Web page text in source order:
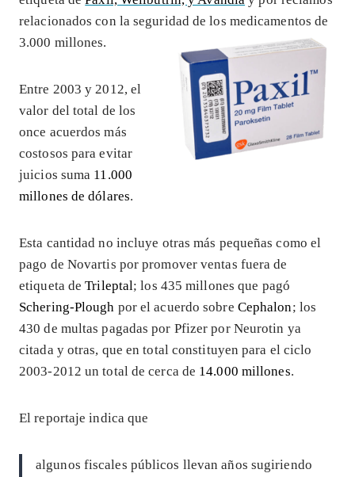
relacionados con la seguridad de los medicamentos de
3.000 millones.
Entre 2003 y 2012, el
valor del total de los
once acuerdos más
costosos para evitar
juicios suma 11.000
millones de dólares.
Esta cantidad no incluye otras más pequeñas como el
pago de Novartis por promover ventas fuera de
etiqueta deTrileptal; los 435 millones que pagó
Schering-Plough por el acuerdo sobre Cephalon; los
430 de multas pagadas por Pfizer por Neurotin ya
citada y otras, que en total constituyen para el ciclo
2003-2012 un total de cerca de 14.000 millones.
El reportaje indica que
algunos fiscales públicos llevan años sugiriendo